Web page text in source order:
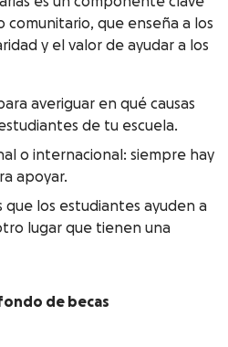
comunitario, que enseña a los
y el valor de ayudar a los
averiguar en qué causas
de tu escuela.
o internacional: siempre hay
apoyar.
que los estudiantes ayuden a
lugar que tienen una
de becas